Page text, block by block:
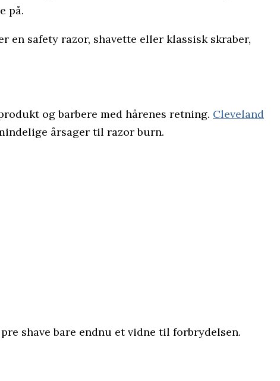
på.
safety razor, shavette eller klassisk skraber,
og barbere med hårenes retning. Cleveland
årsager til razor burn.
shave bare endnu et vidne til forbrydelsen.